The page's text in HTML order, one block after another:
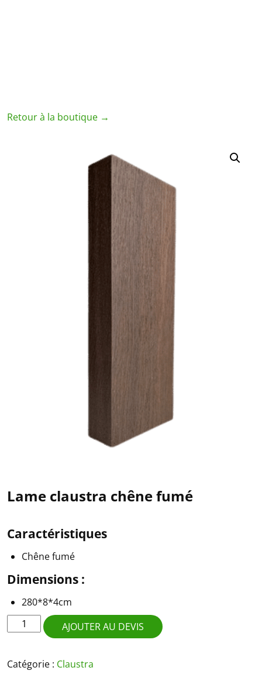
Retour à la boutique →
Lame claustra chêne fumé
Caractéristiques
Chêne fumé
Dimensions :
280*8*4cm
quantité
de
claustra
AJOUTER AU DEVIS
Catégorie : Claustra